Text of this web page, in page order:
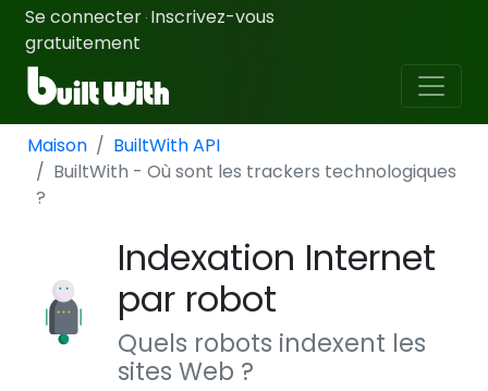
Se connecter · Inscrivez-vous
gratuitement
Maison
BuiltWith API
BuiltWith - Où sont les trackers technologiques
?
Indexation Internet
par robot
Quels robots indexent les
sites Web ?